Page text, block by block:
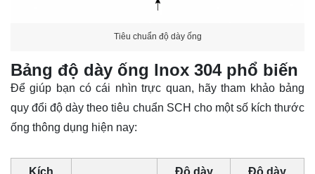
Tiêu chuẩn độ dày ống
Bảng độ dày ống lnox 304 phổ biến
Để giúp bạn có cái nhìn trực quan, hãy tham khảo bảng
quy đổi độ dày theo tiêu chuẩn SCH cho một số kích thước
ống thông dụng hiện nay:
Kích Độ dày Độ dày